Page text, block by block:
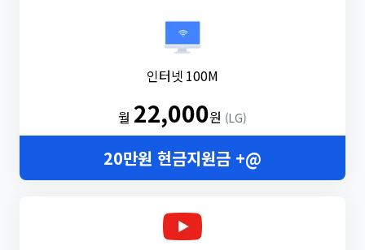
인터넷 100M
월 22,000원 (LG)
20만원 현금지원금 +@